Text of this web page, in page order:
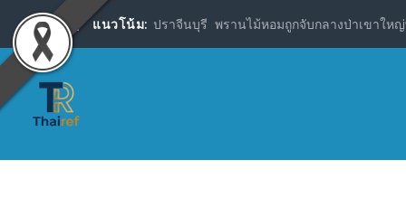
แนวโน้ม: ปราจีนบุรี พรานไม้หอมถูกจับกลางป่าเขาให